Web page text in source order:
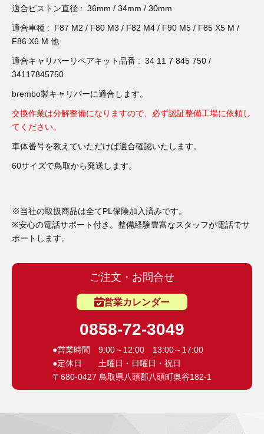
適合ピストン直径 : 36mm / 34mm / 30mm
適合車種 : F87 M2 / F80 M3 / F82 M4 / F90 M5 / F85 X5 M /
F86 X6 M 他
適合キャリパーリペアキット品番 : 34 11 7 845 750 /
34117845750
brembo製キャリパーに適合します。
交換作業は分解整備になりますので、必ず認証整備工場に依頼し
てください。
車体番号を教えていただけば適合確認いたします。
60サイズで鳥取から発送します。
※当社の取扱商品は全てPL保険加入済みです。
※安心の電話サポート付き。整備経験豊富なスタッフが電話でサ
ポートします。
ご注文・お問合せ
営業カレンダー
0858-72-3049
●営業時間 9:00～12:00 13:00～17:00
●定休日 土曜日・日曜日・祝日
〒680-0427 鳥取県八頭郡八頭町奥谷182-1